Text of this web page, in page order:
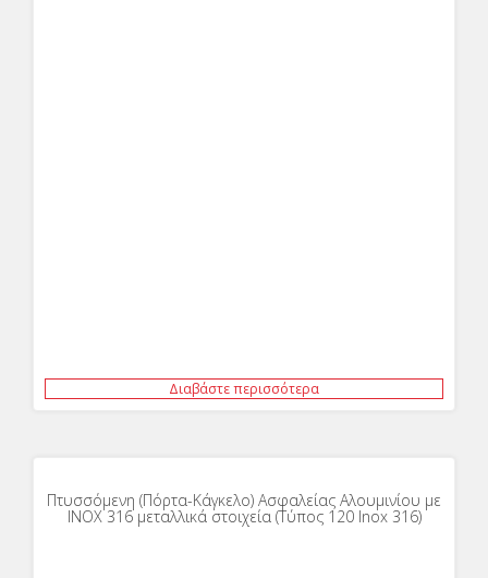
Διαβάστε περισσότερα
Πτυσσόμενη (Πόρτα-Κάγκελο) Ασφαλείας Αλουμινίου με
INOX 316 μεταλλικά στοιχεία (Τύπος 120 Inox 316)